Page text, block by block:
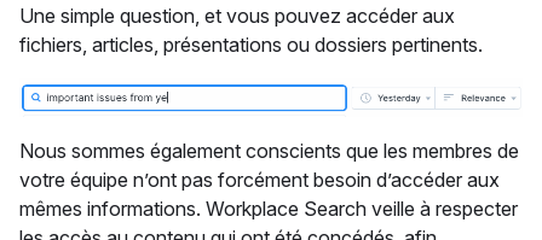
Une simple question, et vous pouvez accéder aux
fichiers, articles, présentations ou dossiers pertinents.
Nous sommes également conscients que les membres de
votre équipe n’ont pas forcément besoin d’accéder aux
mêmes informations. Workplace Search veille à respecter